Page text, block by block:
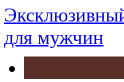
для мужчин